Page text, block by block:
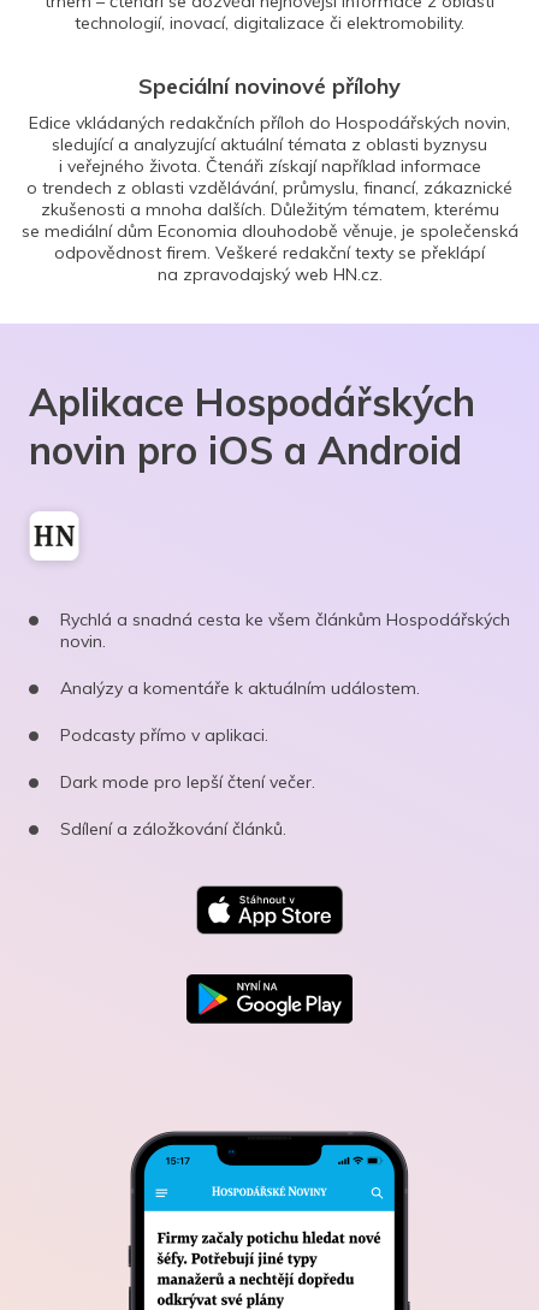
technologií, inovací, digitalizace či elektromobility.
Speciální novinové přílohy
Edice vkládaných redakčních příloh do Hospodářských novin,
sledující a analyzující aktuální témata z oblasti byznysu
i veřejného života. Čtenáři získají například informace
o trendech z oblasti vzdělávání, průmyslu, financí, zákaznické
zkušenosti a mnoha dalších. Důležitým tématem, kterému
se mediální dům Economia dlouhodobě věnuje, je společenská
odpovědnost firem. Veškeré redakční texty se překlápí
na zpravodajský web HN.cz.
Aplikace Hospodářských
novin pro iOS a Android
Rychlá a snadná cesta ke všem článkům Hospodářských
novin.
Analýzy a komentáře k aktuálním událostem.
Podcasty přímo v aplikaci.
Dark mode pro lepší čtení večer.
Sdílení a záložkování článků.